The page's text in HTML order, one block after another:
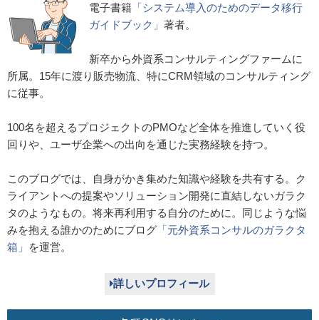
電子書籍 「システム導入のためのデータ移行
ガイドブック」 著者。
新卒から外資系コンサルティングファームに
所属。15年に渡り販売物流、特にCRM領域のコンサルティング
に従事。
100名を超えるプロジェクトのPMOなど全体を推進していく役
回りや、ユーザ企業への出向を通じた実務経験を持つ。
このブログでは、自身がかき集めた知識や経験を共有する。ク
ライアントへの提案やソリューション開発に直結しないガラク
タのようなもの。将来再利用する自分のために。同じような悩
みを抱える誰かのためにブログ 「元外資系コンサルのガラクタ
箱」
を運営。
詳しいプロフィール